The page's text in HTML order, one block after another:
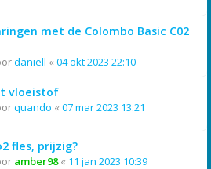
met de Colombo Basic C02
daniell « 04 okt 2023 22:10
vloeistof
quando « 07 mar 2023 13:21
fles, prijzig?
amber98« 11 jan 2023 10:39